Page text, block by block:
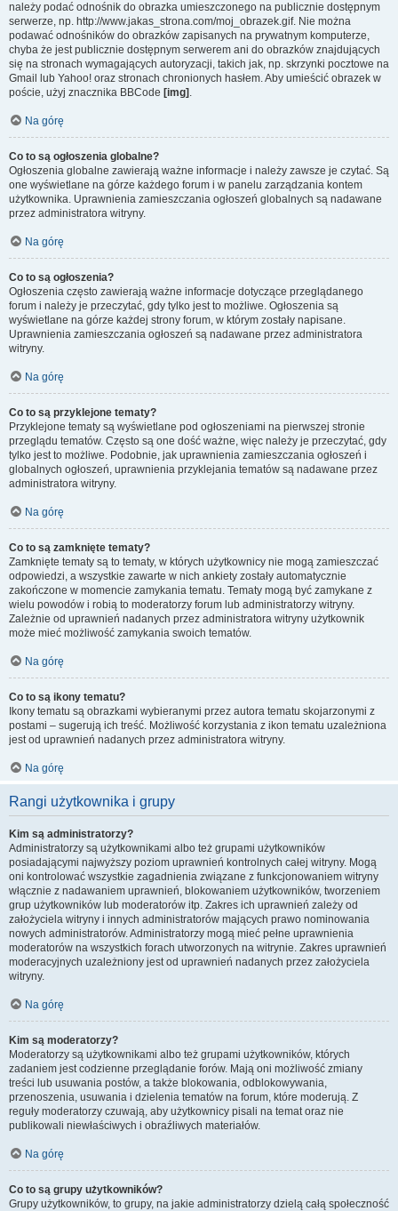
należy podać odnośnik do obrazka umieszczonego na publicznie dostępnym
serwerze, np. http://www.jakas_strona.com/moj_obrazek.gif. Nie można
podawać odnośników do obrazków zapisanych na prywatnym komputerze,
chyba że jest publicznie dostępnym serwerem ani do obrazków znajdujących
się na stronach wymagających autoryzacji, takich jak, np. skrzynki pocztowe na
Gmail lub Yahoo! oraz stronach chronionych hasłem. Aby umieścić obrazek w
poście, użyj znacznika BBCode [img] .
Na górę
Co to są ogłoszenia globalne?
Ogłoszenia globalne zawierają ważne informacje i należy zawsze je czytać. Są
one wyświetlane na górze każdego forum i w panelu zarządzania kontem
użytkownika. Uprawnienia zamieszczania ogłoszeń globalnych są nadawane
przez administratora witryny.
Na górę
Co to są ogłoszenia?
Ogłoszenia często zawierają ważne informacje dotyczące przeglądanego
forum i należy je przeczytać, gdy tylko jest to możliwe. Ogłoszenia są
wyświetlane na górze każdej strony forum, w którym zostały napisane.
Uprawnienia zamieszczania ogłoszeń są nadawane przez administratora
witryny.
Na górę
Co to są przyklejone tematy?
Przyklejone tematy są wyświetlane pod ogłoszeniami na pierwszej stronie
przeglądu tematów. Często są one dość ważne, więc należy je przeczytać, gdy
tylko jest to możliwe. Podobnie, jak uprawnienia zamieszczania ogłoszeń i
globalnych ogłoszeń, uprawnienia przyklejania tematów są nadawane przez
administratora witryny.
Na górę
Co to są zamknięte tematy?
Zamknięte tematy są to tematy, w których użytkownicy nie mogą zamieszczać
odpowiedzi, a wszystkie zawarte w nich ankiety zostały automatycznie
zakończone w momencie zamykania tematu. Tematy mogą być zamykane z
wielu powodów i robią to moderatorzy forum lub administratorzy witryny.
Zależnie od uprawnień nadanych przez administratora witryny użytkownik
może mieć możliwość zamykania swoich tematów.
Na górę
Co to są ikony tematu?
Ikony tematu są obrazkami wybieranymi przez autora tematu skojarzonymi z
postami – sugerują ich treść. Możliwość korzystania z ikon tematu uzależniona
jest od uprawnień nadanych przez administratora witryny.
Na górę
Rangi użytkownika i grupy
Kim są administratorzy?
Administratorzy są użytkownikami albo też grupami użytkowników
posiadającymi najwyższy poziom uprawnień kontrolnych całej witryny. Mogą
oni kontrolować wszystkie zagadnienia związane z funkcjonowaniem witryny
włącznie z nadawaniem uprawnień, blokowaniem użytkowników, tworzeniem
grup użytkowników lub moderatorów itp. Zakres ich uprawnień zależy od
założyciela witryny i innych administratorów mających prawo nominowania
nowych administratorów. Administratorzy mogą mieć pełne uprawnienia
moderatorów na wszystkich forach utworzonych na witrynie. Zakres uprawnień
moderacyjnych uzależniony jest od uprawnień nadanych przez założyciela
witryny.
Na górę
Kim są moderatorzy?
Moderatorzy są użytkownikami albo też grupami użytkowników, których
zadaniem jest codzienne przeglądanie forów. Mają oni możliwość zmiany
treści lub usuwania postów, a także blokowania, odblokowywania,
przenoszenia, usuwania i dzielenia tematów na forum, które moderują. Z
reguły moderatorzy czuwają, aby użytkownicy pisali na temat oraz nie
publikowali niewłaściwych i obraźliwych materiałów.
Na górę
Co to są grupy użytkowników?
Grupy użytkowników, to grupy, na jakie administratorzy dzielą całą społeczność